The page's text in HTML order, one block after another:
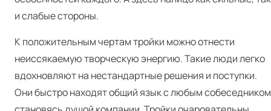
и слабые стороны.
К положительным чертам тройки можно отнести
неиссякаемую творческую энергию. Такие люди легко
вдохновляют на нестандартные решения и поступки.
Они быстро находят общий язык с любым